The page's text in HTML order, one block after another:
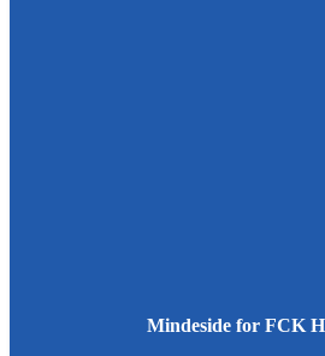
Mindeside for FCK